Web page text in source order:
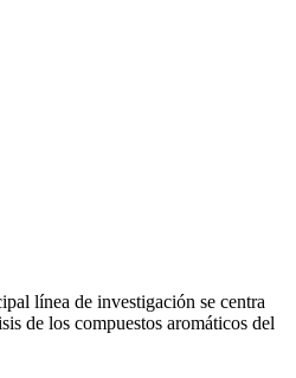
línea de investigación se centra
de los compuestos aromáticos del